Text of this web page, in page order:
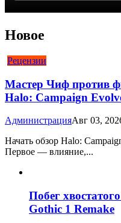
Новое
Рецензии
Мастер Чиф против
Halo: Campaign
АдминистрацияАвг 03,
Начать обзор Halo:
Первое — влияние,...
Побег
Gothic 1 Remake